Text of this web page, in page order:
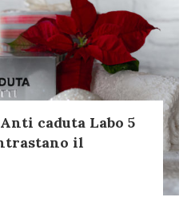
caduta Labo 5
il